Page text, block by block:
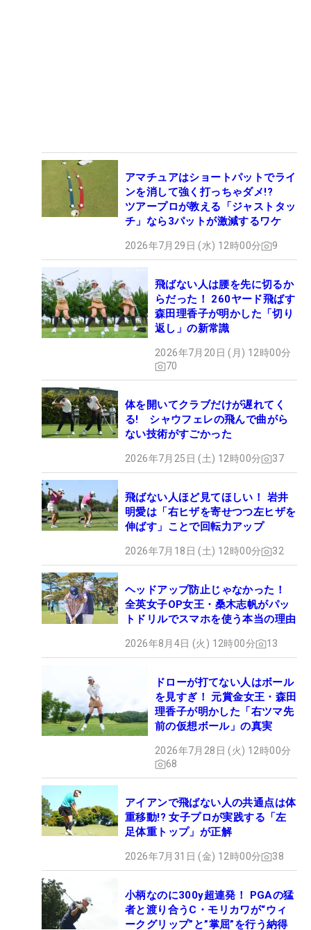
アマチュアはショートパットでライ
ンを消して強く打っちゃダメ!?
ツアープロが教える「ジャストタッ
チ」なら3パットが激減するワケ
2026年7月29日 (水) 12時00分 9
飛ばない人は腰を先に切るか
らだった！ 260ヤード飛ばす
森田理香子が明かした「切り
返し」の新常識
2026年7月20日 (月) 12時00分
70
体を開いてクラブだけが遅れてく
る! シャウフェレの飛んで曲がら
ない技術がすごかった
2026年7月25日 (土) 12時00分 37
飛ばない人ほど見てほしい！ 岩井
明愛は「右ヒザを寄せつつ左ヒザを
伸ばす」ことで回転力アップ
2026年7月18日 (土) 12時00分 32
ヘッドアップ防止じゃなかった！
全英女子OP女王・桑木志帆がパッ
トドリルでスマホを使う本当の理由
2026年8月4日 (火) 12時00分 13
ドローが打てない人はボール
を見すぎ！ 元賞金女王・森田
理香子が明かした「右ツマ先
前の仮想ボール」の真実
2026年7月28日 (火) 12時00分
68
アイアンで飛ばない人の共通点は体
重移動!? 女子プロが実践する「左
足体重トップ」が正解
2026年7月31日 (金) 12時00分 38
小柄なのに300y超連発！ PGAの猛
者と渡り合うC・モリカワが“ウィ
ークグリップ”と”掌屈”を行う納得